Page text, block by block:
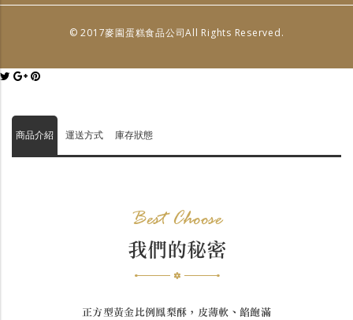
© 2017麥園蛋糕食品公司All Rights Reserved.
商品介紹 運送方式 庫存狀態
Best Choose
我們的秘密
正方型黃金比例鳳梨酥，皮薄軟、餡飽滿